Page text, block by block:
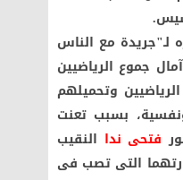
مع الناس
جموع الرياضيين
وتحميلهم
بسبب تعنت
فتحى ندا النقيب
التى تصب فى